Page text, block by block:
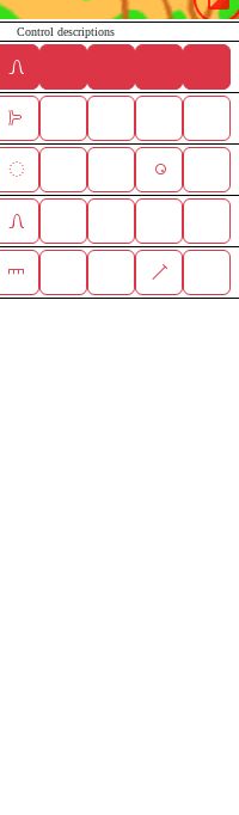
Control descriptions